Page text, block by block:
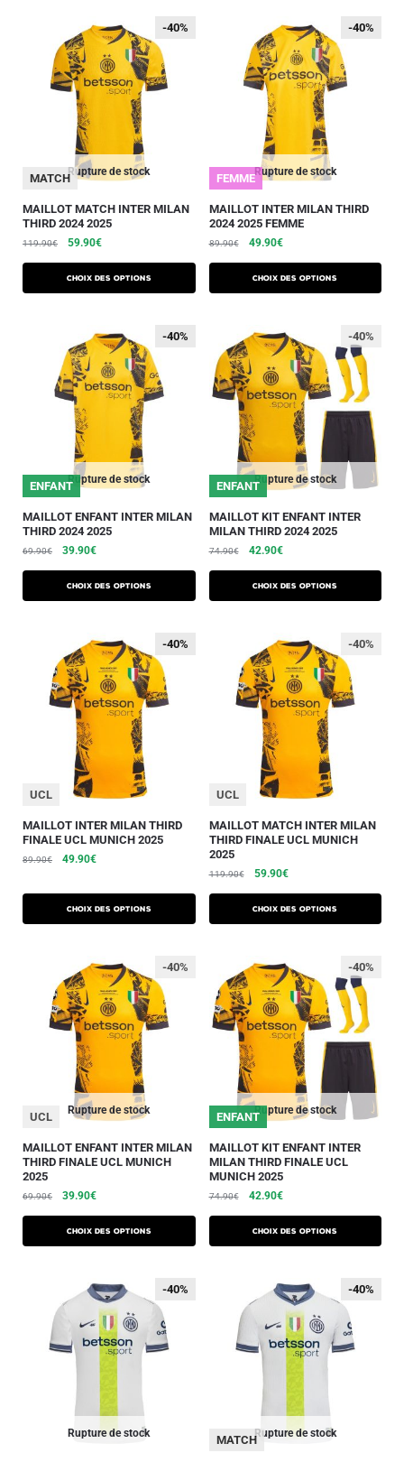
Rupture de stock
-40%
-40%
MATCH
MAILLOT MATCH INTER MILAN
THIRD 2024 2025
119.90€ 59.90€
Choix des options
Rupture de stock
-40%
FEMME
-40%
MAILLOT INTER MILAN THIRD
2024 2025 FEMME
89.90€ 49.90€
Choix des options
Rupture de stock
-40%
ENFANT
-40%
MAILLOT ENFANT INTER MILAN
THIRD 2024 2025
69.90€ 39.90€
Choix des options
Rupture de stock
ENFANT
-40%
MAILLOT KIT ENFANT INTER
MILAN THIRD 2024 2025
74.90€ 42.90€
Choix des options
-40%
-40%
UCL
MAILLOT INTER MILAN THIRD
FINALE UCL MUNICH 2025
89.90€ 49.90€
Choix des options
-40%
UCL
MAILLOT MATCH INTER MILAN
THIRD FINALE UCL MUNICH
2025
119.90€ 59.90€
Choix des options
Rupture de stock
-40%
UCL
MAILLOT ENFANT INTER MILAN
THIRD FINALE UCL MUNICH
2025
69.90€ 39.90€
Choix des options
Rupture de stock
ENFANT
-40%
MAILLOT KIT ENFANT INTER
MILAN THIRD FINALE UCL
MUNICH 2025
74.90€ 42.90€
Choix des options
Rupture de stock
-40%
-40%
Rupture de stock
-40%
-40%
MATCH